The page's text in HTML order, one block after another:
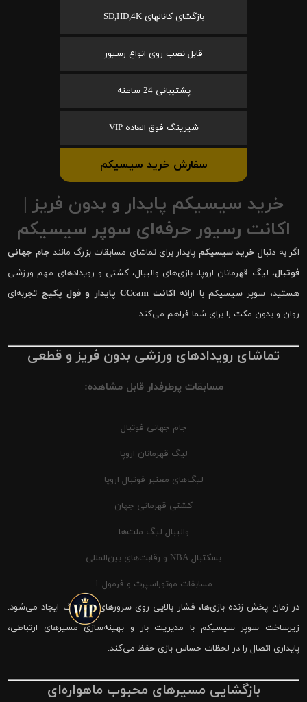
بازگشای کانالهای SD,HD,4K
قابل نصب روی انواع رسیور
پشتیبانی 24 ساعته
شیرینگ فوق العاده VIP
سفارش خرید سیسیکم
خرید سیسیکم پایدار و بدون فریز |
اکانت رسیور حرفه‌ای سوپر سیسیکم
اگر به دنبال خرید سیسیکم پایدار برای تماشای مسابقات بزرگ مانند جام جهانی
فوتبال، لیگ قهرمانان اروپا، بازی‌های والیبال، کشتی و رویدادهای مهم ورزشی
هستید، سوپر سیسیکم با ارائه اکانت CCcam پایدار و فول پکیج
تجربه‌ای
روان و بدون مکث را برای شما فراهم می‌کند.
تماشای رویدادهای ورزشی بدون فریز و قطعی
مسابقات پرطرفدار قابل مشاهده:
جام جهانی فوتبال
لیگ قهرمانان اروپا
لیگ‌های معتبر فوتبال اروپا
کشتی قهرمانی جهان
والیبال لیگ ملت‌ها
بسکتبال NBA و رقابت‌های بین‌المللی
مسابقات موتوراسپرت و فرمول 1
در زمان پخش زنده بازی‌ها، فشار بالایی روی سرورهای شیرینگ ایجاد می‌شود.
زیرساخت سوپر سیسیکم با مدیریت بار و بهینه‌سازی مسیرهای ارتباطی،
پایداری اتصال را در لحظات حساس بازی حفظ می‌کند.
بازگشایی مسیرهای محبوب ماهواره‌ای